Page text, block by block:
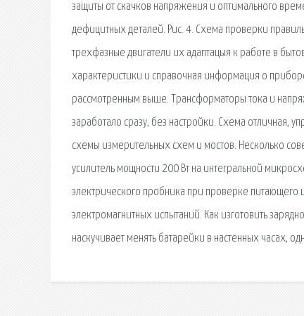
защиты от скачков напряжения и оптимального
дефицитных деталей. Рис. 4. Схема проверки
трехфазные двигатели их адаптацыя к работе в
характеристики и справочная информация о
рассмотренным выше. Трансформаторы тока и
заработало сразу, без настройки. Схема отличная,
схемы измерительных схем и мостов. Несколько
усилитель мощности 200 Вт на интегральной
электрического пробника при проверке
электромагнитных испытаний. Как изготовить
наскучивает менять батарейки в настенных часах,